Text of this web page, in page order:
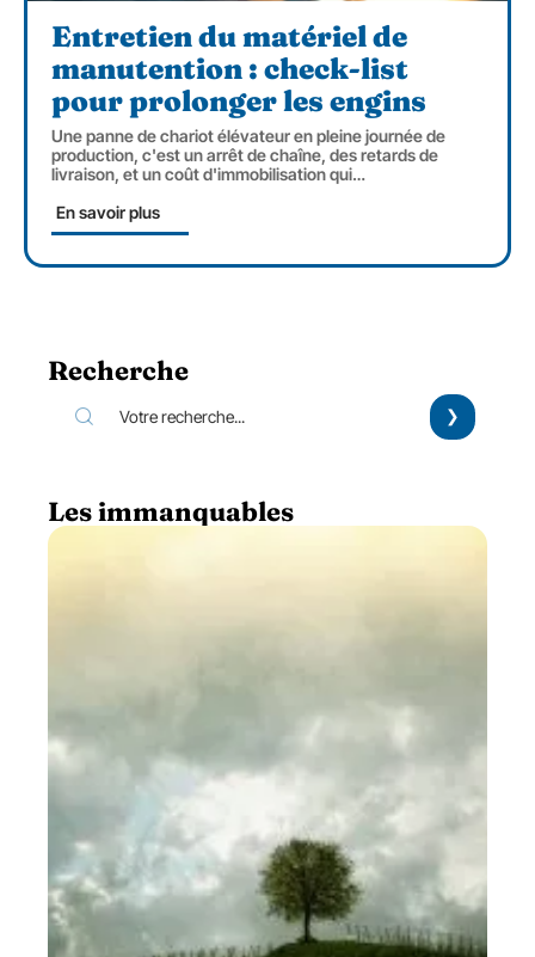
Entretien du matériel de
manutention : check-list
pour prolonger les engins
Une panne de chariot élévateur en pleine journée de
production, c'est un arrêt de chaîne, des retards de
livraison, et un coût d'immobilisation qui…
En savoir plus
Recherche
Les immanquables